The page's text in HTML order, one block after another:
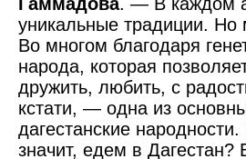
уникальные традиции.
Во многом благодаря
народа, которая
дружить, любить, с
кстати, — одна из
дагестанские
значит, едем в